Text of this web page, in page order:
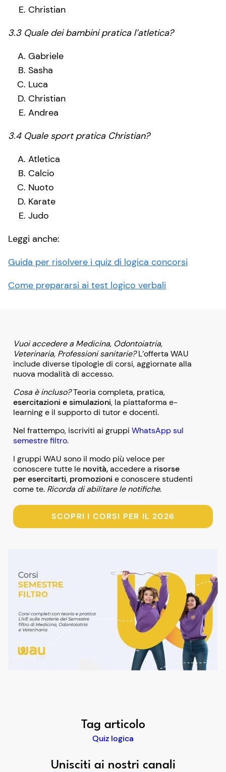
Christian
3.3 Quale dei bambini pratica l’atletica?
Gabriele
Sasha
Luca
Christian
Andrea
3.4 Quale sport pratica Christian?
Atletica
Calcio
Nuoto
Karate
Judo
Leggi anche:
Guida per risolvere i quiz di logica concorsi
Come prepararsi ai test logico verbali
Vuoi accedere a Medicina, Odontoiatria,
Veterinaria, Professioni sanitarie?L’offerta WAU
include diverse tipologie di corsi, aggiornate alla
nuova modalità di accesso.
Cosa è incluso?Teoria completa, pratica,
esercitazioni e simulazioni, la piattaforma e-
learning e il supporto di tutor e docenti.
Nel frattempo, iscriviti ai gruppi WhatsApp sul
semestre filtro.
I gruppi WAU sono il modo più veloce per
conoscere tutte le novità,accedere a risorse
per esercitarti, promozioni e conoscere studenti
come te. Ricorda di abilitare le notifiche.
SCOPRI I CORSI PER IL 2026
Tag articolo
Quiz logica
Unisciti ai nostri canali